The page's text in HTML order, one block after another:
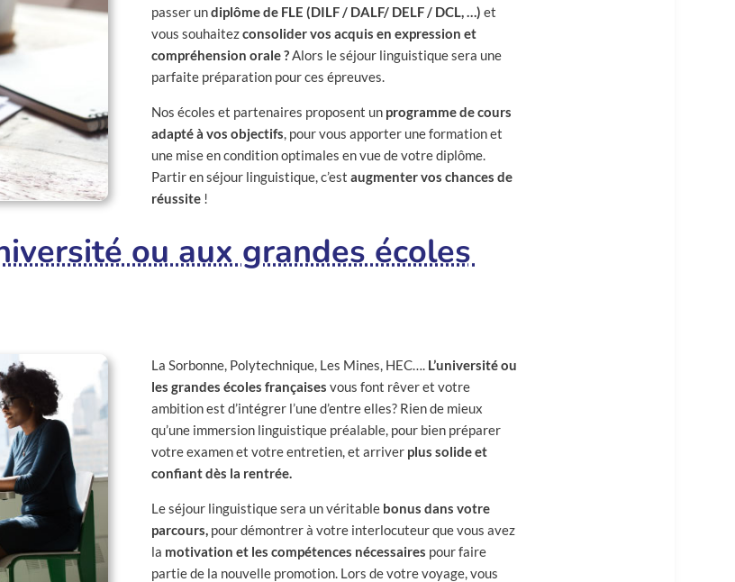
passer undiplôme de FLE (DILF / DALF/ DELF / DCL, …) et
vous souhaitezconsolider vos acquis en expression et
compréhension orale ?Alors le séjour linguistique sera une
parfaite préparation pour ces épreuves.
Nos écoles et partenaires proposent un programme de cours
adapté à vos objectifs , pour vous apporter une formation et
une mise en condition optimales en vue de votre diplôme.
Partir en séjour linguistique, c’est augmenter vos chances de
réussite!
ou aux grandes écoles
La Sorbonne, Polytechnique, Les Mines, HEC…. L’université ou
les grandes écoles françaises vous font rêver et votre
ambition est d’intégrer l’une d’entre elles? Rien de mieux
qu’une immersion linguistique préalable, pour bien préparer
votre examen et votre entretien, et arriver plus solide et
confiant dès la rentrée.
Le séjour linguistique sera un véritable bonus dans votre
parcours, pour démontrer à votre interlocuteur que vous avez
la motivation et les compétences nécessaires pour faire
partie de la nouvelle promotion. Lors de votre voyage, vous